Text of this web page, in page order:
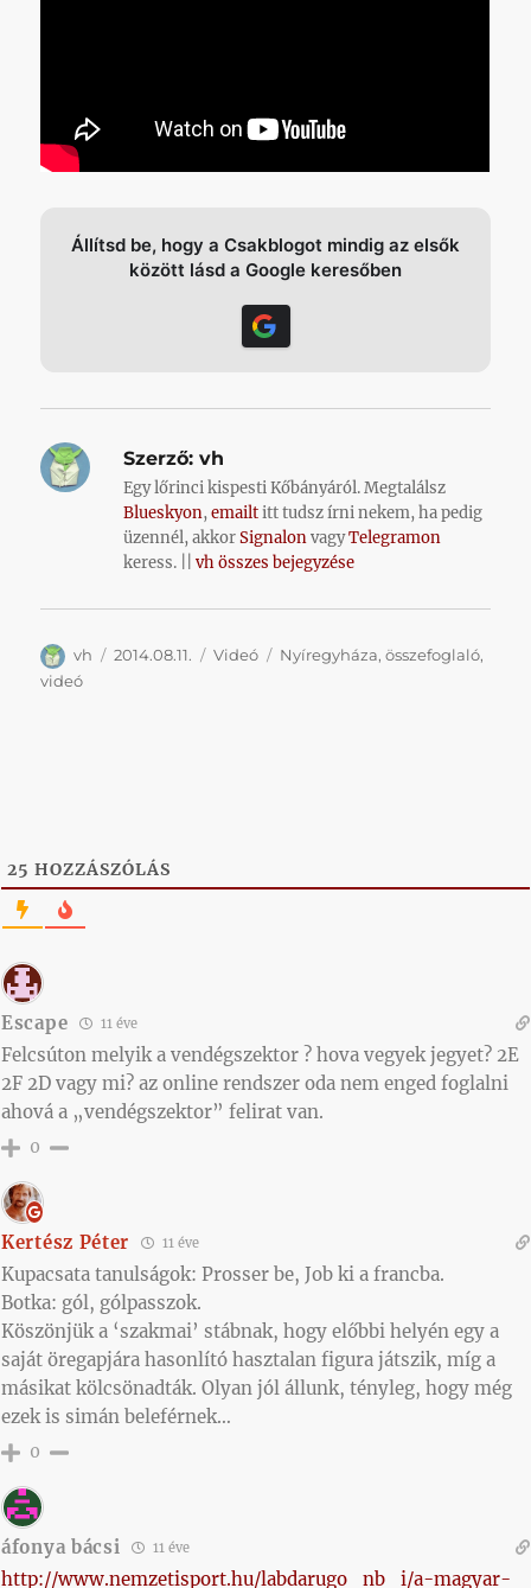
Állítsd be, hogy a Csakblogot mindig az elsők
között lásd a Google keresőben
Szerző: vh
Egy lőrinci kispesti Kőbányáról. Megtalálsz
Blueskyon,emailtitt tudsz írni nekem, ha pedig
üzennél, akkorSignalonvagyTelegramon
keress. ||vh összes bejegyzése
Szerző
vh Közzétéve
2014.08.11. Kategória
Videó Címke
Nyíregyháza,összefoglaló,
videó
25 HOZZÁSZÓLÁS
Escape 11 éve
Felcsúton melyik a vendégszektor ? hova vegyek jegyet? 2E
2F 2D vagy mi? az online rendszer oda nem enged foglalni
ahová a „vendégszektor” felirat van.
0
Kertész Péter 11 éve
Kupacsata tanulságok: Prosser be, Job ki a francba.
Botka: gól, gólpasszok.
Köszönjük a ‘szakmai’ stábnak, hogy előbbi helyén egy a
saját öregapjára hasonlító hasztalan figura játszik, míg a
másikat kölcsönadták. Olyan jól állunk, tényleg, hogy még
ezek is simán beleférnek…
0
áfonya bácsi 11 éve
http://www.nemzetisport.hu/labdarugo_nb_i/a-magyar-